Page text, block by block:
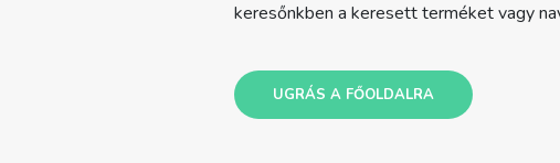
keresőnkben a keresett terméket vagy
UGRÁS A FŐOLDALRA